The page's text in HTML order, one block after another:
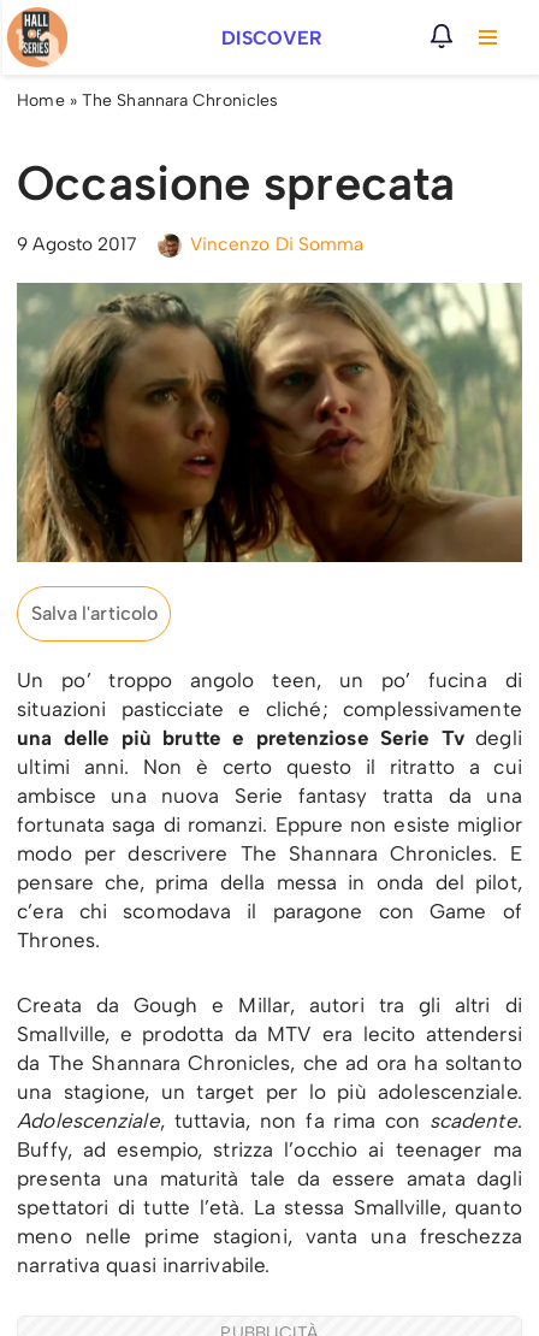
Vai
al
DISCOVER
Home» The Shannara Chronicles
Occasione sprecata
9 Agosto 2017 Vincenzo Di Somma
Salva l'articolo
Un po’ troppo angolo teen, un po’ fucina di
situazioni pasticciate e cliché; complessivamente
una delle più brutte e pretenziose Serie Tvdegli
ultimi anni. Non è certo questo il ritratto a cui
ambisce una nuova Serie fantasy tratta da una
fortunata saga di romanzi. Eppure non esiste miglior
modo per descrivere The Shannara Chronicles. E
pensare che, prima della messa in onda del pilot,
c’era chi scomodava il paragone con Game of
Thrones.
Creata da Gough e Millar, autori tra gli altri di
Smallville, e prodotta da MTV era lecito attendersi
da The Shannara Chronicles, che ad ora ha soltanto
una stagione, un target per lo più adolescenziale.
Adolescenziale, tuttavia, non fa rima con scadente.
Buffy, ad esempio, strizza l’occhio ai teenager ma
presenta una maturità tale da essere amata dagli
spettatori di tutte l’età. La stessa Smallville, quanto
meno nelle prime stagioni, vanta una freschezza
narrativa quasi inarrivabile.